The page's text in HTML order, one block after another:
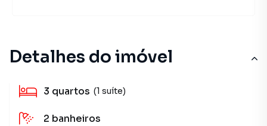
Detalhes do imóvel
3 quartos (1 suíte)
2 banheiros